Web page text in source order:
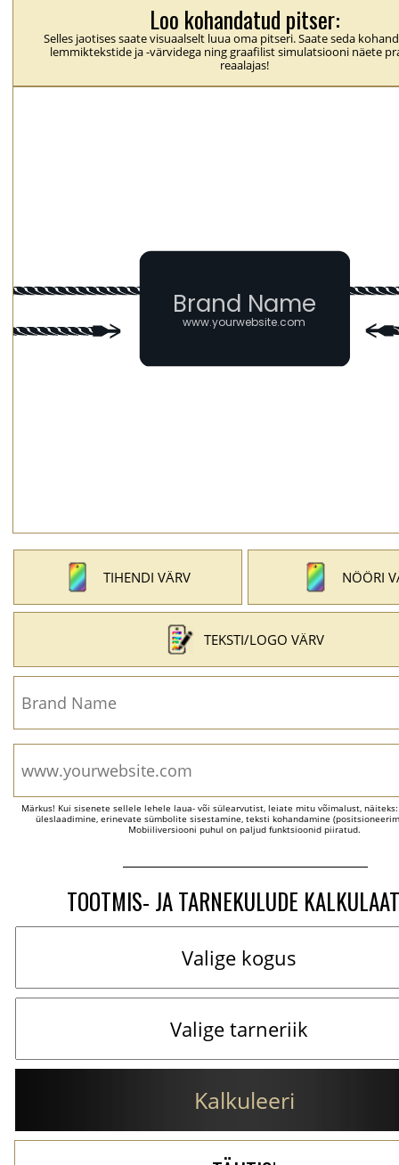
Loo kohandatud pitser:
Selles jaotises saate visuaalselt luua oma pitseri. Saate seda
lemmiktekstide ja -värvidega ning graafilist simulatsiooni näete
reaalajas!
TIHENDI VÄRV NÖÖRI
TEKSTI/LOGO VÄRV
Märkus! Kui sisenete sellele lehele laua- või sülearvutist, leiate mitu võimalust,
üleslaadimine, erinevate sümbolite sisestamine, teksti kohandamine
Mobiiliversiooni puhul on paljud funktsioonid piiratud.
TOOTMIS- JA TARNEKULUDE
Kalkuleeri